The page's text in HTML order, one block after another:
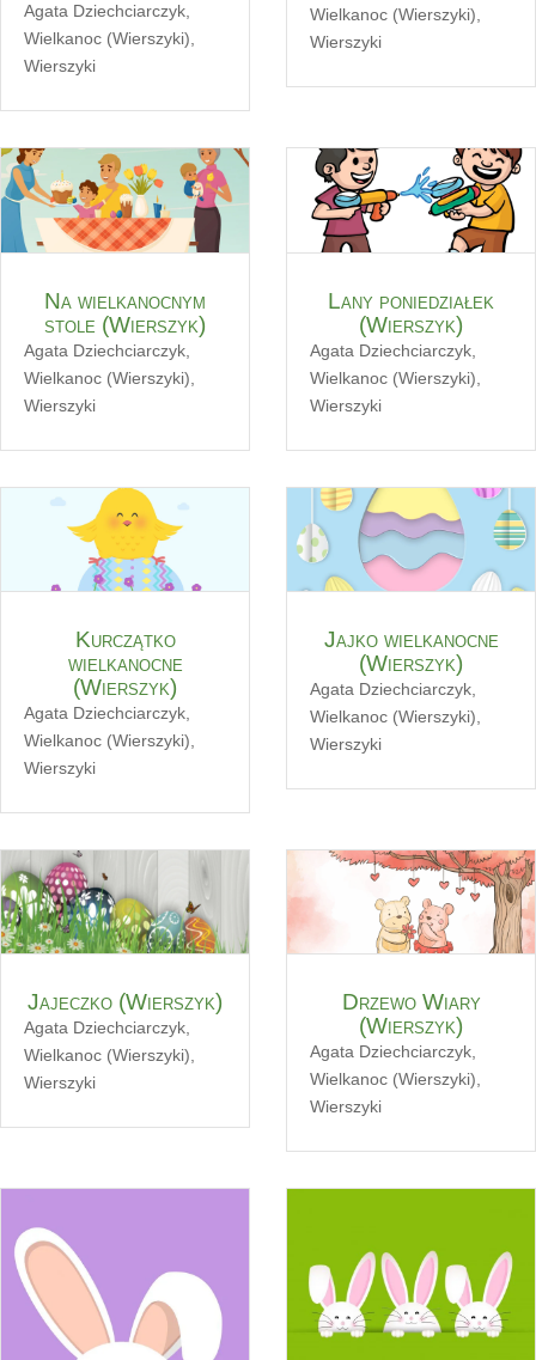
Agata Dziechciarczyk,
Wielkanoc (Wierszyki),
Wierszyki
Wielkanoc (Wierszyki),
Wierszyki
Na wielkanocnym
stole (Wierszyk)
Agata Dziechciarczyk
Wielkanoc (Wierszyki)
Wierszyki
Lany poniedziałek
(Wierszyk)
Agata Dziechciarczyk
Wielkanoc (Wierszyki)
Wierszyki
Kurczątko
wielkanocne
(Wierszyk)
Agata Dziechciarczyk
Wielkanoc (Wierszyki)
Wierszyki
Jajko wielkanocne
(Wierszyk)
Agata Dziechciarczyk
Wielkanoc (Wierszyki)
Wierszyki
Jajeczko (Wierszyk)
Agata Dziechciarczyk
Wielkanoc (Wierszyki)
Wierszyki
Drzewo Wiary
(Wierszyk)
Agata Dziechciarczyk
Wielkanoc (Wierszyki)
Wierszyki